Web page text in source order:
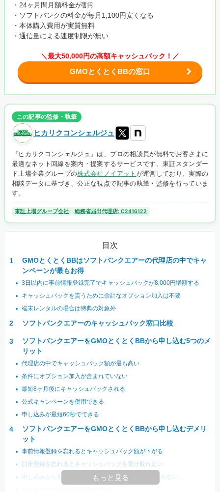
・24ヶ月間月額料金が割引
・ソフトバンクの料金が毎月1,100円安くなる
・本体購入費用が実質無料
・通信量による速度制限が無い
＼最大50,000円の高額キャッシュバック！／
GMOとくとくBBの窓口
この記事の監修・執筆
ヒカリクコンシェルジュ
『ヒカリクコンシェルジュ』は、プロの相談員が無料でお客さまに
最適なネット回線を案内・提案するサービスです。東証スタンダー
ド上場企業グループの株式会社ノイアット が運営しており、実際の
相談データに基づき、公正な視点で記事の執筆・監修を行っていま
す。
東証上場グループ会社 総務省届出代理店: C2416122
目次
GMOとくとくBBはソフトバンクエアーの代理店の中でキャ
ンペーンが最もお得
3日以内に事前情報登録完了でキャッシュバックが8,000円増額する
キャッシュバックを貰うために余計なオプション加入は不要
端末レンタルの場合は特典の対象外
ソフトバンクエアーのキャッシュバック窓口比較
ソフトバンクエアーをGMOとくとくBBから申し込む5つのメ
リット
代理店の中でキャッシュバック額が最も高い
条件にオプション加入が含まれていない
最短8ヶ月後にキャッシュバックされる
公式キャンペーンを併用できる
申し込みが最短60秒でできる
ソフトバンクエアーをGMOとくとくBBから申し込むデメリ
ット
事前情報登録を忘れるとキャッシュバック額が下がる
口座登録を忘れるとキャッシュバックを受け取れない
申し込みから3ヶ月以内に開通しないと特典が受け取れない
もっと見る